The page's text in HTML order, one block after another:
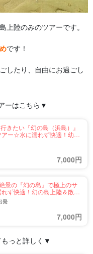
上陸のみのツアーです。
です！
したり、自由にお過ごし
ーはこちら▼
きたい『幻の島（浜島）』
アー☆水に濡れず快適！幼児
加OK♪（No.635）
7,000円
景の『幻の島』で極上のサ
ず快適！幻の島上陸＆散策
限なし＆手ぶら参加OK＞
発
7,000円
っと詳しく▼